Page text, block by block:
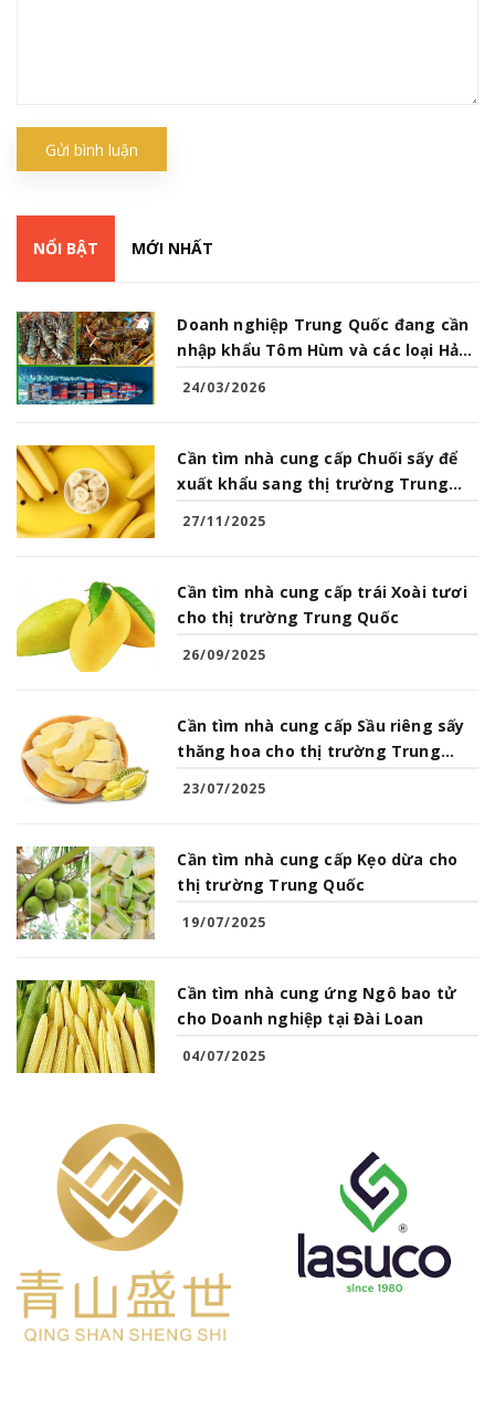
Gửi bình luận
NỔI BẬT MỚI NHẤT
Doanh nghiệp Trung Quốc đang cần
nhập khẩu Tôm Hùm và các loại Hải
24/03/2026
Cần tìm nhà cung cấp Chuối sấy để
xuất khẩu sang thị trường Trung
27/11/2025
Cần tìm nhà cung cấp trái Xoài tươi
cho thị trường Trung Quốc
26/09/2025
Cần tìm nhà cung cấp Sầu riêng sấy
thăng hoa cho thị trường Trung
23/07/2025
Cần tìm nhà cung cấp Kẹo dừa cho
thị trường Trung Quốc
19/07/2025
Cần tìm nhà cung ứng Ngô bao tử
cho Doanh nghiệp tại Đài Loan
04/07/2025